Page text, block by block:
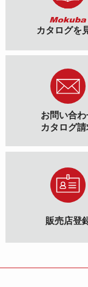
カタログを
お問い合わ
カタログ請
販売店登